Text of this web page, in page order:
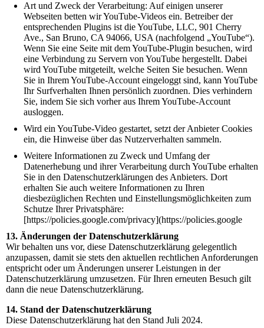
Art und Zweck der Verarbeitung: Auf einigen unserer
Webseiten betten wir YouTube-Videos ein. Betreiber der
entsprechenden Plugins ist die YouTube, LLC, 901 Cherry
Ave., San Bruno, CA 94066, USA (nachfolgend „YouTube“).
Wenn Sie eine Seite mit dem YouTube-Plugin besuchen, wird
eine Verbindung zu Servern von YouTube hergestellt. Dabei
wird YouTube mitgeteilt, welche Seiten Sie besuchen. Wenn
Sie in Ihrem YouTube-Account eingeloggt sind, kann YouTube
Ihr Surfverhalten Ihnen persönlich zuordnen. Dies verhindern
Sie, indem Sie sich vorher aus Ihrem YouTube-Account
ausloggen.
Wird ein YouTube-Video gestartet, setzt der Anbieter Cookies
ein, die Hinweise über das Nutzerverhalten sammeln.
Weitere Informationen zu Zweck und Umfang der
Datenerhebung und ihrer Verarbeitung durch YouTube erhalten
Sie in den Datenschutzerklärungen des Anbieters. Dort
erhalten Sie auch weitere Informationen zu Ihren
diesbezüglichen Rechten und Einstellungsmöglichkeiten zum
Schutze Ihrer Privatsphäre:
[https://policies.google.com/privacy](https://policies.google
13. Änderungen der Datenschutzerklärung
Wir behalten uns vor, diese Datenschutzerklärung gelegentlich
anzupassen, damit sie stets den aktuellen rechtlichen Anforderungen
entspricht oder um Änderungen unserer Leistungen in der
Datenschutzerklärung umzusetzen. Für Ihren erneuten Besuch gilt
dann die neue Datenschutzerklärung.
14. Stand der Datenschutzerklärung
Diese Datenschutzerklärung hat den Stand Juli 2024.